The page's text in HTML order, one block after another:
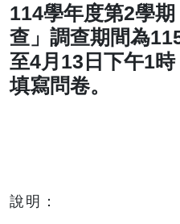
114學年度第2學
查」調查期間為
至4月13日下午1
填寫問卷。
說明：